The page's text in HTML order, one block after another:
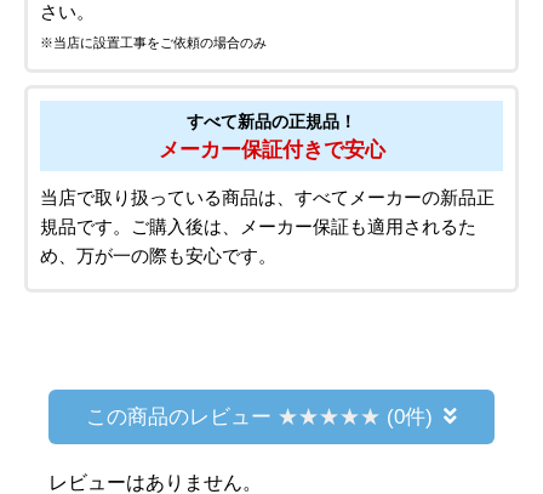
さい。
※当店に設置工事をご依頼の場合のみ
すべて新品の正規品！
メーカー保証付きで安心
当店で取り扱っている商品は、すべてメーカーの新品正
規品です。ご購入後は、メーカー保証も適用されるた
め、万が一の際も安心です。
この商品のレビュー (0件)
レビューはありません。